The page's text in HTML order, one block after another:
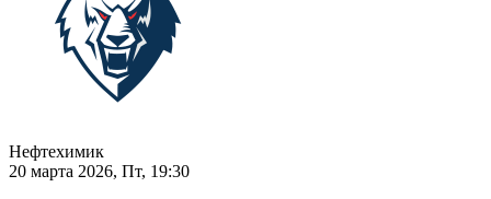
Нефтехимик
20 марта 2026, Пт, 19:30